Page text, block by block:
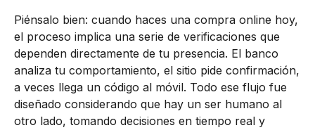
Piénsalo bien: cuando haces una compra online hoy,
el proceso implica una serie de verificaciones que
dependen directamente de tu presencia. El banco
analiza tu comportamiento, el sitio pide confirmación,
a veces llega un código al móvil. Todo ese flujo fue
diseñado considerando que hay un ser humano al
otro lado, tomando decisiones en tiempo real y